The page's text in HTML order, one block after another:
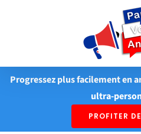
Progressez plus facilement en
ultra-
PROFITER